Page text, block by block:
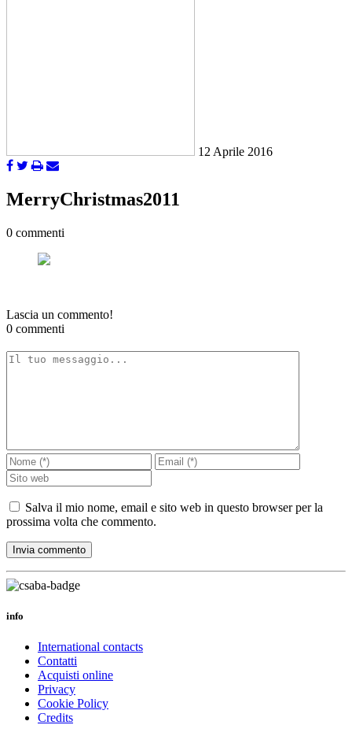
12 Aprile 2016
MerryChristmas2011
0 commenti
Lascia un commento!
0 commenti
Salva il mio nome, email e sito web in questo browser per la
prossima volta che commento.
info
International contacts
Contatti
Acquisti online
Privacy
Cookie Policy
Credits